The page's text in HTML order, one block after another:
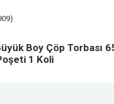
Boy Çöp Torbası
1 Koli